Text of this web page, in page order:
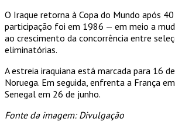
O Iraque retorna à Copa do Mundo após
participação foi em 1986 — em meio a
ao crescimento da concorrência entre
eliminatórias.
A estreia iraquiana está marcada para 16
Noruega. Em seguida, enfrenta a França
Senegal em 26 de junho.
Fonte da imagem: Divulgação